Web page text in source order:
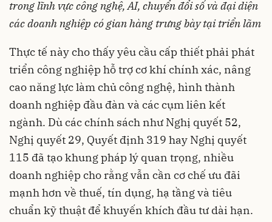
trong lĩnh vực công nghệ, AI, chuyển đổi số và đại diện
các doanh nghiệp có gian hàng trưng bày tại triển lãm
Thực tế này cho thấy yêu cầu cấp thiết phải phát
triển công nghiệp hỗ trợ cơ khí chính xác, nâng
cao năng lực làm chủ công nghệ, hình thành
doanh nghiệp đầu đàn và các cụm liên kết
ngành. Dù các chính sách như Nghị quyết 52,
Nghị quyết 29, Quyết định 319 hay Nghị quyết
115 đã tạo khung pháp lý quan trọng, nhiều
doanh nghiệp cho rằng vẫn cần cơ chế ưu đãi
mạnh hơn về thuế, tín dụng, hạ tầng và tiêu
chuẩn kỹ thuật để khuyến khích đầu tư dài hạn.